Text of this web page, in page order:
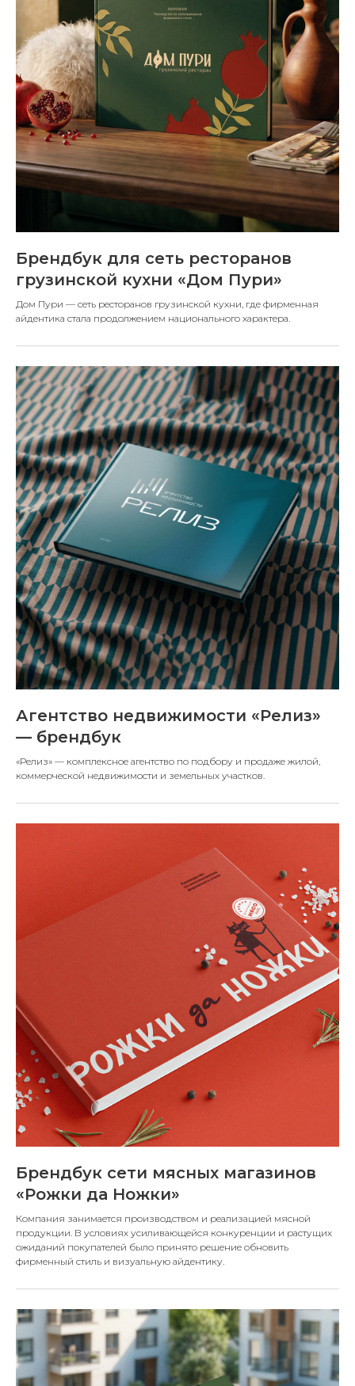
Брендбук для сеть ресторанов
грузинской кухни «Дом Пури»
Дом Пури — сеть ресторанов грузинской кухни, где фирменная
айдентика стала продолжением национального характера.
Агентство недвижимости «Релиз»
— брендбук
«Релиз» — комплексное агентство по подбору и продаже жилой,
коммерческой недвижимости и земельных участков.
Брендбук сети мясных магазинов
«Рожки да Ножки»
Компания занимается производством и реализацией мясной
продукции. В условиях усиливающейся конкуренции и растущих
ожиданий покупателей было принято решение обновить
фирменный стиль и визуальную айдентику.